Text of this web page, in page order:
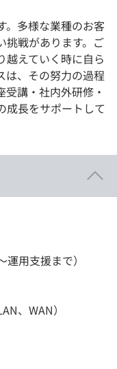
。多様な業種のお客
挑戦があります。ご
越えていく時に自ら
は、その努力の過程
講・社内外研修・
成長をサポートして
用支援まで）
、WAN）